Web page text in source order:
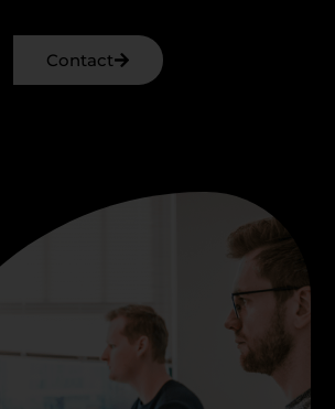
Contact